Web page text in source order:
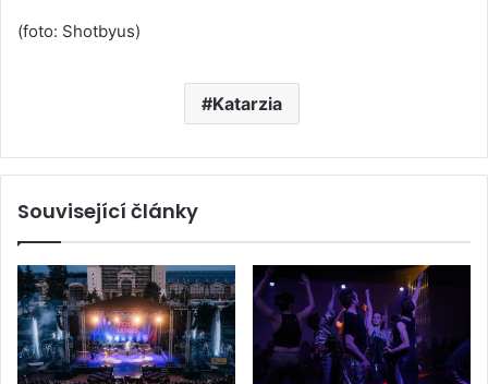
(foto: Shotbyus)
Katarzia
Související články